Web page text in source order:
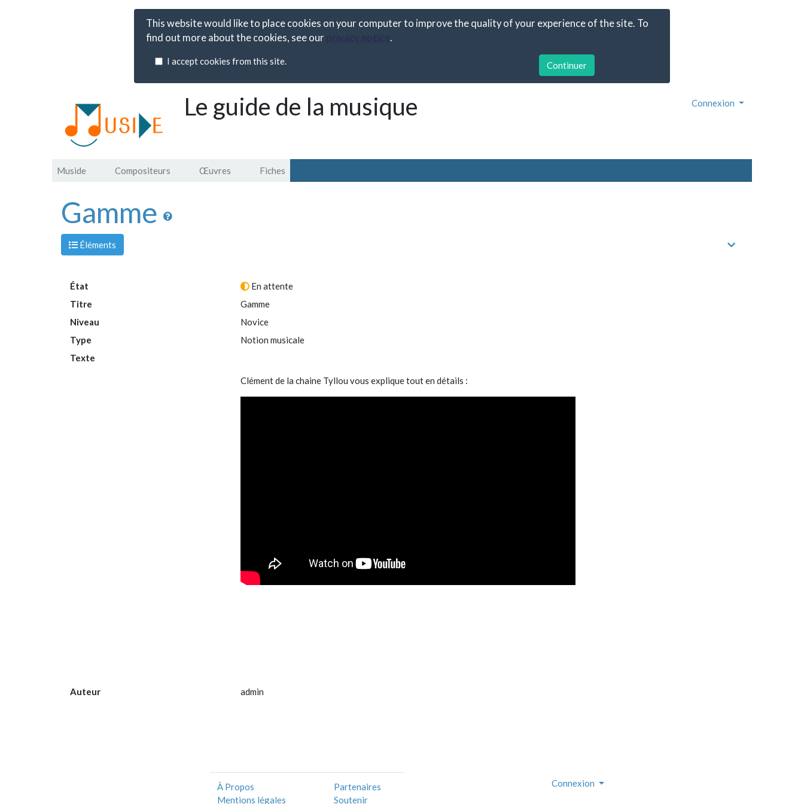
This website would like to place cookies on your computer to improve the quality of your experience of the site. To
find out more about the cookies, see our
.
I accept cookies from this site.
Le guide de la musique Connexion
Muside Compositeurs Œuvres Fiches
Gamme
Éléments
État
En attente
Titre
Gamme
Niveau
Novice
Type
Notion musicale
Texte
Clément de la chaine Tyllou vous explique tout en détails :
Auteur admin
À Propos
Mentions légales
Partenaires
Soutenir
Connexion